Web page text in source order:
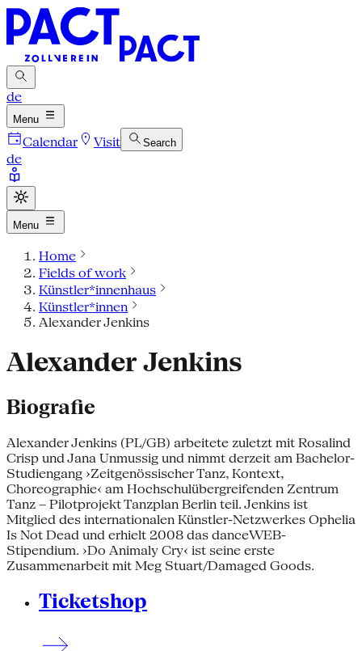
de
Menu
Calendar Visit Search
de
Menu
Home
Fields of work
Künstler*innenhaus
Künstler*innen
Alexander Jenkins
Alexander Jenkins
Biografie
Alexander Jenkins (PL/GB) arbeitete zuletzt mit Rosalind
Crisp und Jana Unmussig und nimmt derzeit am Bachelor-
Studiengang ›Zeitgenössischer Tanz, Kontext,
Choreographie‹ am Hochschulübergreifenden Zentrum
Tanz – Pilotprojekt Tanzplan Berlin teil. Jenkins ist
Mitglied des internationalen Künstler-Netzwerkes Ophelia
Is Not Dead und erhielt 2008 das danceWEB-
Stipendium. ›Do Animaly Cry‹ ist seine erste
Zusammenarbeit mit Meg Stuart/Damaged Goods.
Ticketshop